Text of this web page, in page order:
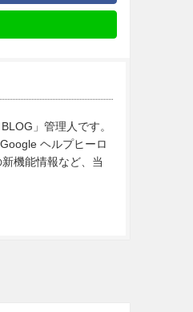
」管理人です。
ヘルプヒーロ
機能情報など、当